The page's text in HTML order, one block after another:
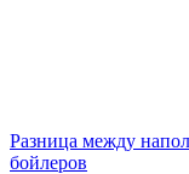
Разница между
бойлеров